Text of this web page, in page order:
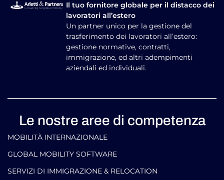
Il tuo fornitore globale per il distacco dei
lavoratori all’estero
Un partner unico per la gestione del
trasferimento dei lavoratori all’estero:
gestione normative, contratti,
immigrazione, ed altri adempimenti
aziendali ed individuali.
Le nostre aree di competenza
MOBILITÀ INTERNAZIONALE
GLOBAL MOBILITY SOFTWARE​
SERVIZI DI IMMIGRAZIONE & RELOCATION